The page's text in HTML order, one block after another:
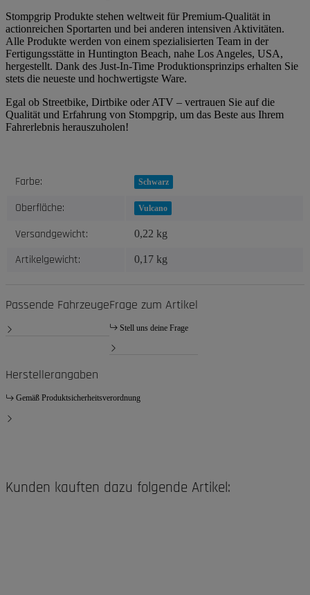
Stompgrip Produkte stehen weltweit für Premium-Qualität in
actionreichen Sportarten und bei anderen intensiven Aktivitäten.
Alle Produkte werden von einem spezialisierten Team in der
Fertigungsstätte in Huntington Beach, nahe Los Angeles, USA,
hergestellt. Dank des Just-In-Time Produktionsprinzips erhalten Sie
stets die neueste und hochwertigste Ware.
Egal ob Streetbike, Dirtbike oder ATV – vertrauen Sie auf die
Qualität und Erfahrung von Stompgrip, um das Beste aus Ihrem
Fahrerlebnis herauszuholen!
Produkteigenschaft
Wert
Farbe: Schwarz
Oberfläche: Vulcano
Versandgewicht: 0,22 kg
Artikelgewicht: 0,17 kg
Passende FahrzeugeFrage zum Artikel
Stell uns deine Frage
Herstellerangaben
Gemäß Produktsicherheitsverordnung
Kunden kauften dazu folgende Artikel: